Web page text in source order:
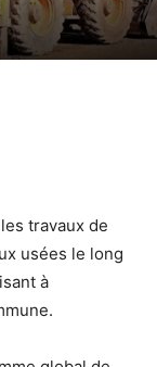
travaux de
usées le long
à